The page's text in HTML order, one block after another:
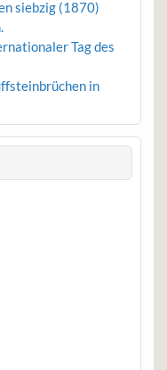
siebzig (1870)
Tag des
in